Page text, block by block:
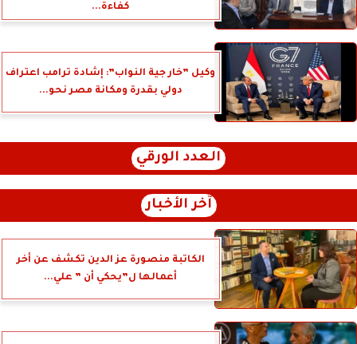
كفاءة...
وكيل ”خار جية النواب”: إشادة ترامب اعتراف
دولي بقدرة ومكانة مصر نحو...
العدد الورقي
آخر الأخبار
الكاتبة منصورة عز الدين تكشف عن أخر
أعمالها ل”يحكي أن ” علي...